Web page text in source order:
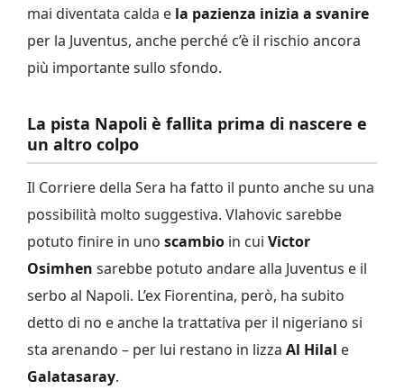
mai diventata calda e la pazienza inizia a svanire
per la Juventus, anche perché c’è il rischio ancora
più importante sullo sfondo.
La pista Napoli è fallita prima di nascere e
un altro colpo
Il Corriere della Sera ha fatto il punto anche su una
possibilità molto suggestiva. Vlahovic sarebbe
potuto finire in uno scambio in cui Victor
Osimhen sarebbe potuto andare alla Juventus e il
serbo al Napoli. L’ex Fiorentina, però, ha subito
detto di no e anche la trattativa per il nigeriano si
sta arenando – per lui restano in lizza Al Hilal e
Galatasaray.